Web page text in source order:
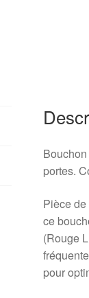
portes.
Pièce
ce
(Rouge
pour